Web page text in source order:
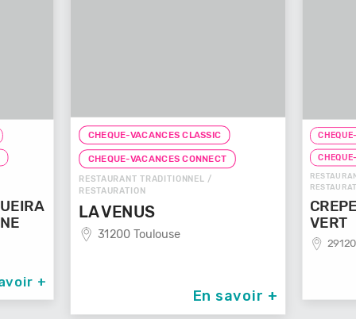
+
CHEQUE-VACANCES CLASSIC
CHEQUE-VACANCES CONNECT
RESTAURANT TRADITIONNEL /
RESTAURATION
LA VENUS
31200 Toulouse
En savoir +
VERT